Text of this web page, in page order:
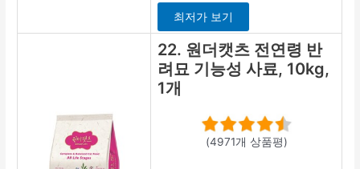
최저가 보기
22. 원더캣츠 전연령 반
려묘 기능성 사료, 10kg,
1개
(4971개 상품평)